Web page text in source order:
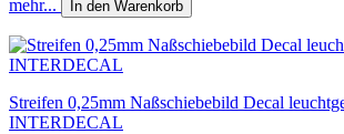
mehr... In den Warenkorb
Streifen 0,25mm Naßschiebebild Decal
INTERDECAL